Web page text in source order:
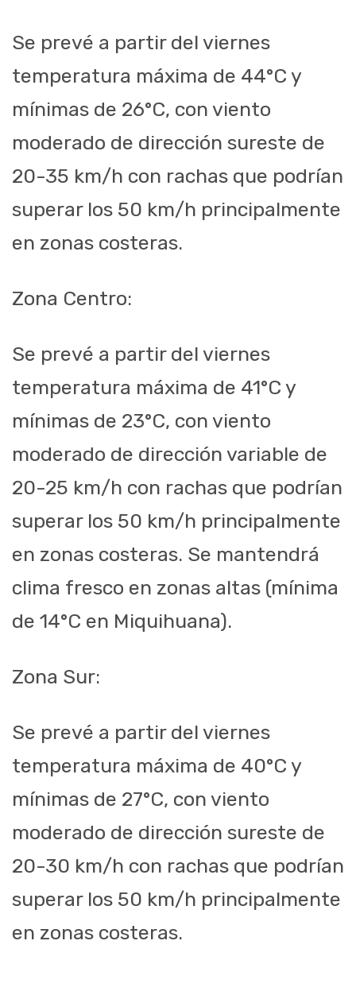
Se prevé a partir del viernes
temperatura máxima de 44°C y
mínimas de 26°C, con viento
moderado de dirección sureste de
20-35 km/h con rachas que podrían
superar los 50 km/h principalmente
en zonas costeras.
Zona Centro:
Se prevé a partir del viernes
temperatura máxima de 41°C y
mínimas de 23°C, con viento
moderado de dirección variable de
20-25 km/h con rachas que podrían
superar los 50 km/h principalmente
en zonas costeras. Se mantendrá
clima fresco en zonas altas (mínima
de 14°C en Miquihuana).
Zona Sur:
Se prevé a partir del viernes
temperatura máxima de 40°C y
mínimas de 27°C, con viento
moderado de dirección sureste de
20-30 km/h con rachas que podrían
superar los 50 km/h principalmente
en zonas costeras.